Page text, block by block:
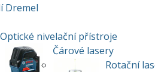
Dremel
Optické nivelační přístroje
Čárové lasery
Rotační